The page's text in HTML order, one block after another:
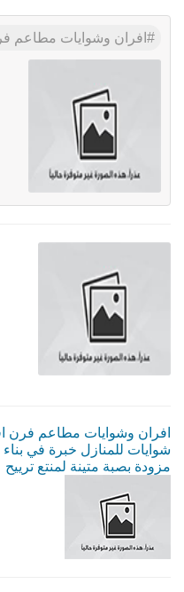
افران وشوايات مطاعم
افران وشوايات مطاعم فرن
شوايات للمنازل خبرة في
مزودة بصبة متينة لمنتع ترييح